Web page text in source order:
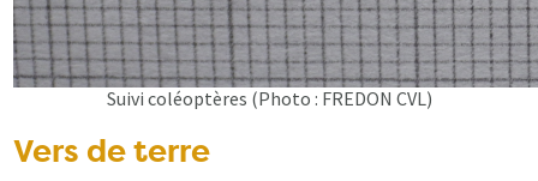
Suivi coléoptères (Photo : FREDON CVL)
Vers de terre